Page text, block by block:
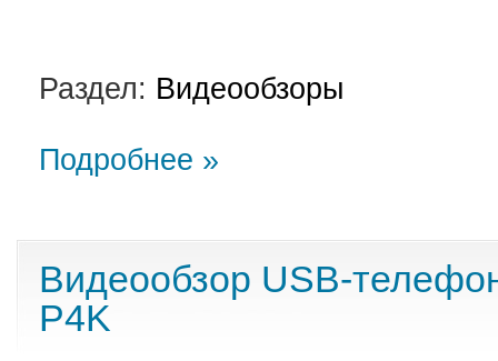
Раздел: Видеообзоры
Подробнее »
Видеообзор USB-
P4K